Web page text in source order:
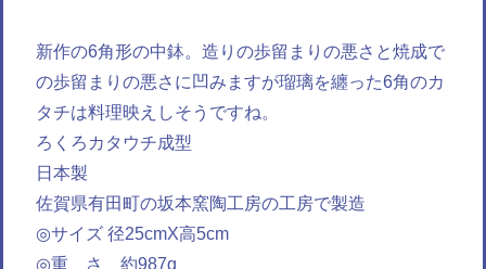
新作の6角形の中鉢。造りの歩留まりの悪さと焼成で
の歩留まりの悪さに凹みますが瑠璃を纏った6角のカ
タチは料理映えしそうですね。
ろくろカタウチ成型
日本製
佐賀県有田町の坂本窯陶工房の工房で製造
◎サイズ 径25cmX高5cm
◎重 さ 約987g